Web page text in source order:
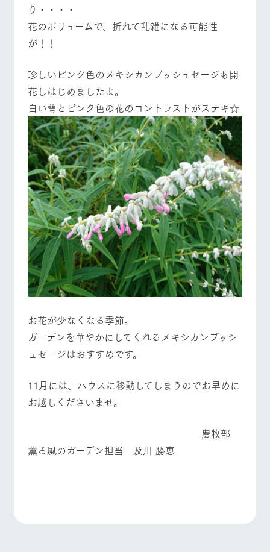
り・・・・
花のボリュームで、折れて乱雑になる可能性
が！！
珍しいピンク色のメキシカンブッシュセージも開
花しはじめましたよ。
白い萼とピンク色の花のコントラストがステキ☆
お花が少なくなる季節。
ガーデンを華やかにしてくれるメキシカンブッシ
ュセージはおすすめです。
11月には、ハウスに移動してしまうのでお早めに
お越しくださいませ。
農牧部
薫る風のガーデン担当 及川 勝恵